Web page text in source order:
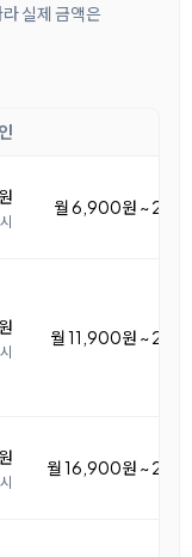
실제 금액은
월 6,900원 ~
월 11,900원 ~
월 16,900원 ~